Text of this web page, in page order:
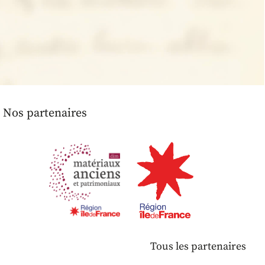
Nos partenaires
Tous les partenaires